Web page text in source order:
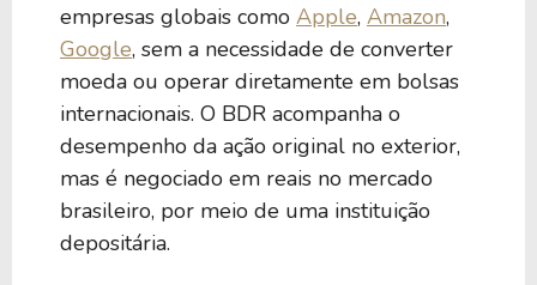
empresas globais como Apple, Amazon,
Google, sem a necessidade de converter
moeda ou operar diretamente em bolsas
internacionais. O BDR acompanha o
desempenho da ação original no exterior,
mas é negociado em reais no mercado
brasileiro, por meio de uma instituição
depositária.